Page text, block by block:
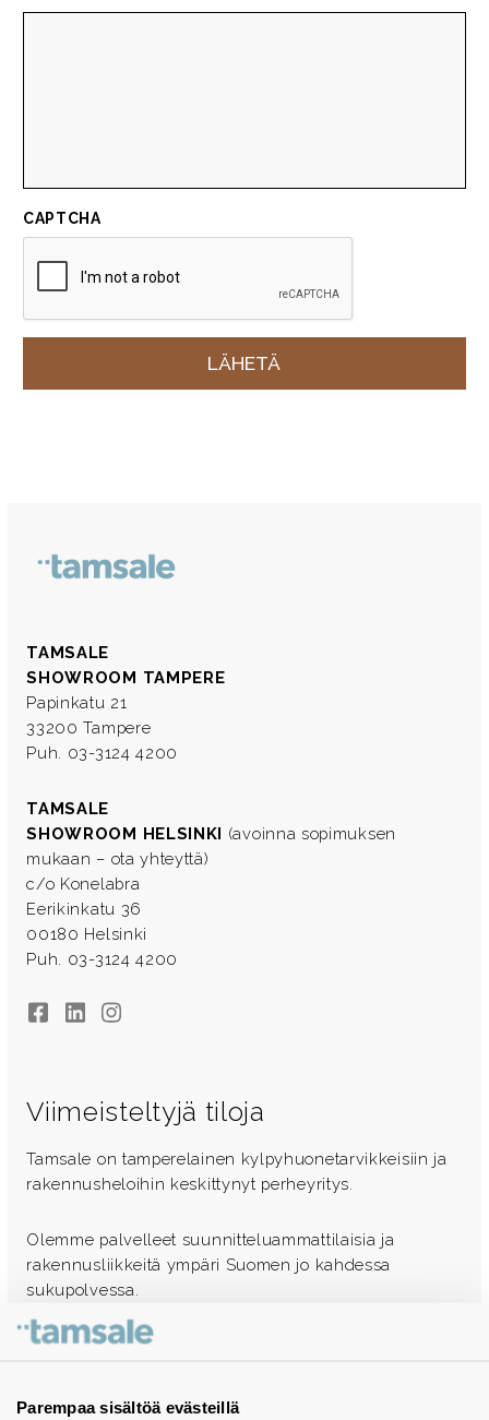
Parempaa sisältöä evästeillä
CAPTCHA
TAMSALE
SHOWROOM TAMPERE
Papinkatu 21
33200 Tampere
Puh. 03-3124 4200
TAMSALE
SHOWROOM HELSINKI (avoinna sopimuksen
mukaan – ota yhteyttä)
c/o Konelabra
Eerikinkatu 36
00180 Helsinki
Puh. 03-3124 4200
FacebookLinkedInInstagram
Viimeisteltyjä tiloja
Tamsale on tamperelainen kylpyhuonetarvikkeisiin ja
rakennusheloihin keskittynyt perheyritys.
Olemme palvelleet suunnitteluammattilaisia ja
rakennusliikkeitä ympäri Suomen jo kahdessa
sukupolvessa.
Ota yhteyttä - autamme mielellämme
Tuotekuvastot